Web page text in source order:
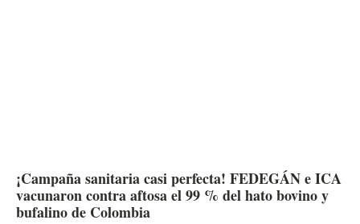
¡Campaña sanitaria casi perfecta! FEDEGÁN e ICA
vacunaron contra aftosa el 99 % del hato bovino y
bufalino de Colombia